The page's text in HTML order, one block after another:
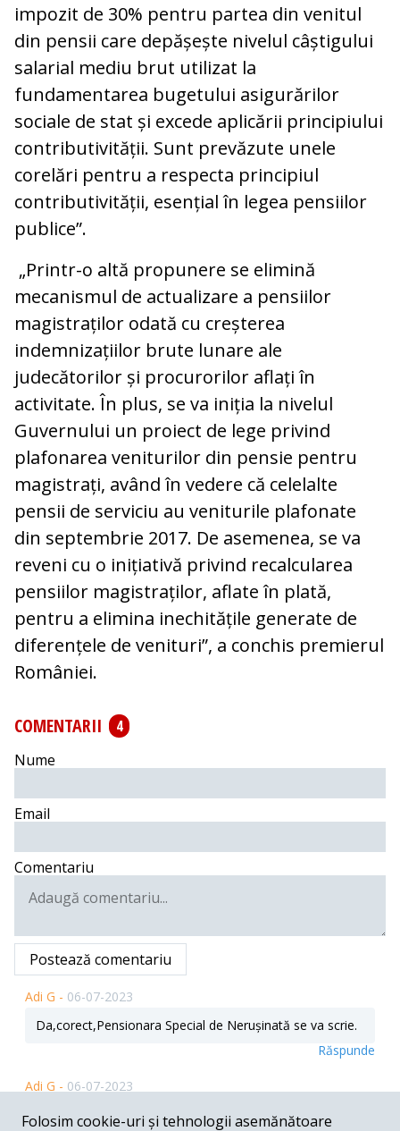
impozit de 30% pentru partea din venitul
din pensii care depășește nivelul câștigului
salarial mediu brut utilizat la
fundamentarea bugetului asigurărilor
sociale de stat și excede aplicării principiului
contributivității. Sunt prevăzute unele
corelări pentru a respecta principiul
contributivității, esențial în legea pensiilor
publice”.
„Printr-o altă propunere se elimină
mecanismul de actualizare a pensiilor
magistraților odată cu creșterea
indemnizațiilor brute lunare ale
judecătorilor și procurorilor aflați în
activitate. În plus, se va iniția la nivelul
Guvernului un proiect de lege privind
plafonarea veniturilor din pensie pentru
magistrați, având în vedere că celelalte
pensii de serviciu au veniturile plafonate
din septembrie 2017. De asemenea, se va
reveni cu o inițiativă privind recalcularea
pensiilor magistraților, aflate în plată,
pentru a elimina inechitățile generate de
diferențele de venituri”, a conchis premierul
României.
COMENTARII
4
Nume
Email
Comentariu
Postează comentariu
Adi G - 06-07-2023
Da,corect,Pensionara Special de Nerușinată se va scrie.
Răspunde
Adi G - 06-07-2023
Magistrații,ciumä și coronavirus.. atâta läcomie..
Folosim cookie-uri și tehnologii asemănătoare